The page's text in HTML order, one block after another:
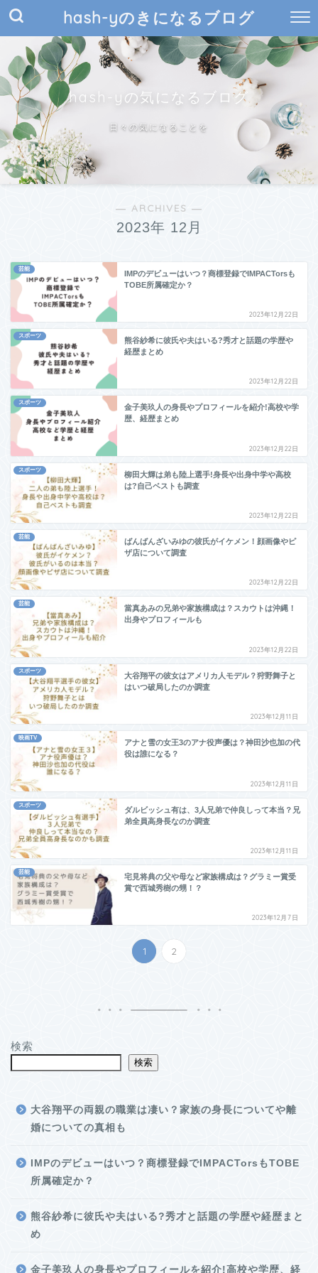
hash-yのきになるブログ
hash-yの気になるブログ
日々の気になることを
― ARCHIVES ―
2023年 12月
芸能
IMPのデビューはいつ？商標登録でIMPACTorsも
TOBE所属確定か？
2023年12月22日
スポーツ
熊谷紗希に彼氏や夫はいる?秀才と話題の学歴や
経歴まとめ
2023年12月22日
スポーツ
金子美玖人の身長やプロフィールを紹介!高校や学
歴、経歴まとめ
2023年12月22日
スポーツ
柳田大輝は弟も陸上選手!身長や出身中学や高校
は?自己ベストも調査
2023年12月22日
芸能
ばんばんざいみゆの彼氏がイケメン！顔画像やピ
ザ店について調査
2023年12月22日
芸能
當真あみの兄弟や家族構成は？スカウトは沖縄！
出身やプロフィールも
2023年12月22日
スポーツ
大谷翔平の彼女はアメリカ人モデル？狩野舞子と
はいつ破局したのか調査
2023年12月11日
映画TV
アナと雪の女王3のアナ役声優は？神田沙也加の代
役は誰になる？
2023年12月11日
スポーツ
ダルビッシュ有は、3人兄弟で仲良しって本当？兄
弟全員高身長なのか調査
2023年12月11日
芸能
宅見将典の父や母など家族構成は？グラミー賞受
賞で西城秀樹の甥！？
2023年12月7日
1 2
検索
検索
大谷翔平の両親の職業は凄い？家族の身長についてや離
婚についての真相も
IMPのデビューはいつ？商標登録でIMPACTorsもTOBE
所属確定か？
熊谷紗希に彼氏や夫はいる?秀才と話題の学歴や経歴まと
め
金子美玖人の身長やプロフィールを紹介!高校や学歴、経